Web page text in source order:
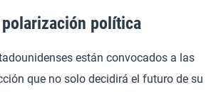
política
están convocados a las
que no solo decidirá el futuro de su